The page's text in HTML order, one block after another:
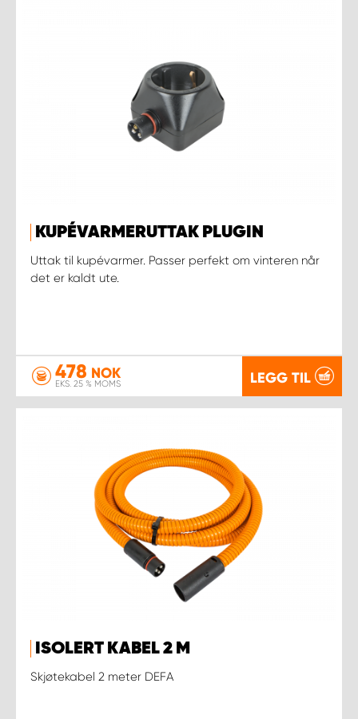
KUPÉVARMERUTTAK PLUGIN
Uttak til kupévarmer. Passer perfekt om vinteren når
det er kaldt ute.
478 NOK
EKS. 25 % MOMS LEGG TIL
ISOLERT KABEL 2 M
Skjøtekabel 2 meter DEFA